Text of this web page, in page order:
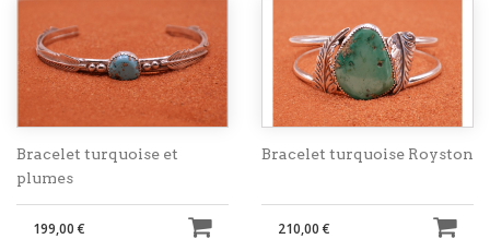
Bracelet turquoise et
plumes
199,00 €
Bracelet turquoise Royston
210,00 €